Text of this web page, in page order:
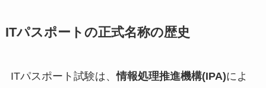
ITパスポートの正式名称の歴史
ITパスポート試験は、情報処理推進機構(IPA)によ